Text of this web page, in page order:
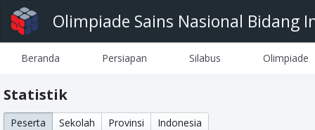
Olimpiade Sains Nasional Bidang
Beranda Persiapan Silabus Olimpiade
Statistik
Peserta Sekolah Provinsi Indonesia